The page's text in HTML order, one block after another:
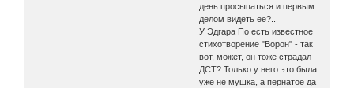
день просыпаться и первым
делом видеть ее?..
У Эдгара По есть известное
стихотворение "Ворон" - так
вот, может, он тоже страдал
ДСТ? Только у него это была
уже не мушка, а пернатое да